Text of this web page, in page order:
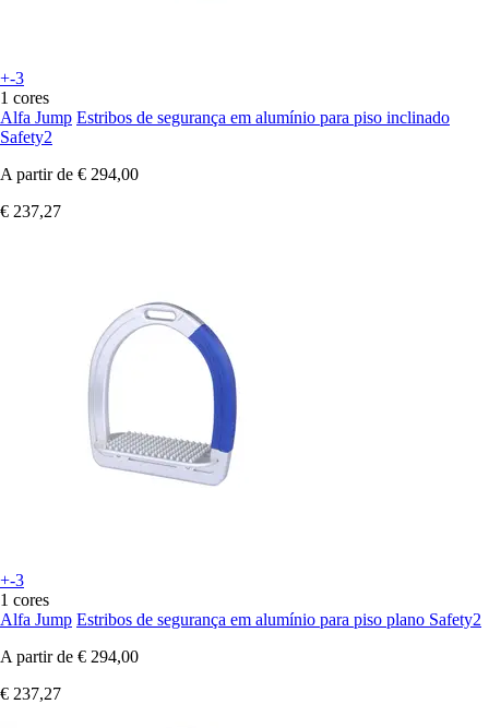
+-3
1 cores
Alfa Jump Estribos de segurança em alumínio para piso inclinado
Safety2
A partir de € 294,00
€ 237,27
+-3
1 cores
Alfa Jump Estribos de segurança em alumínio para piso plano Safety2
A partir de € 294,00
€ 237,27